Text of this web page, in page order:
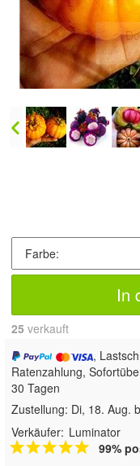
In
25 verkauft
,
Ratenzahlung,
30 Tagen
Zustellung: Di, 18. Aug.
Verkäufer: Luminator
99%